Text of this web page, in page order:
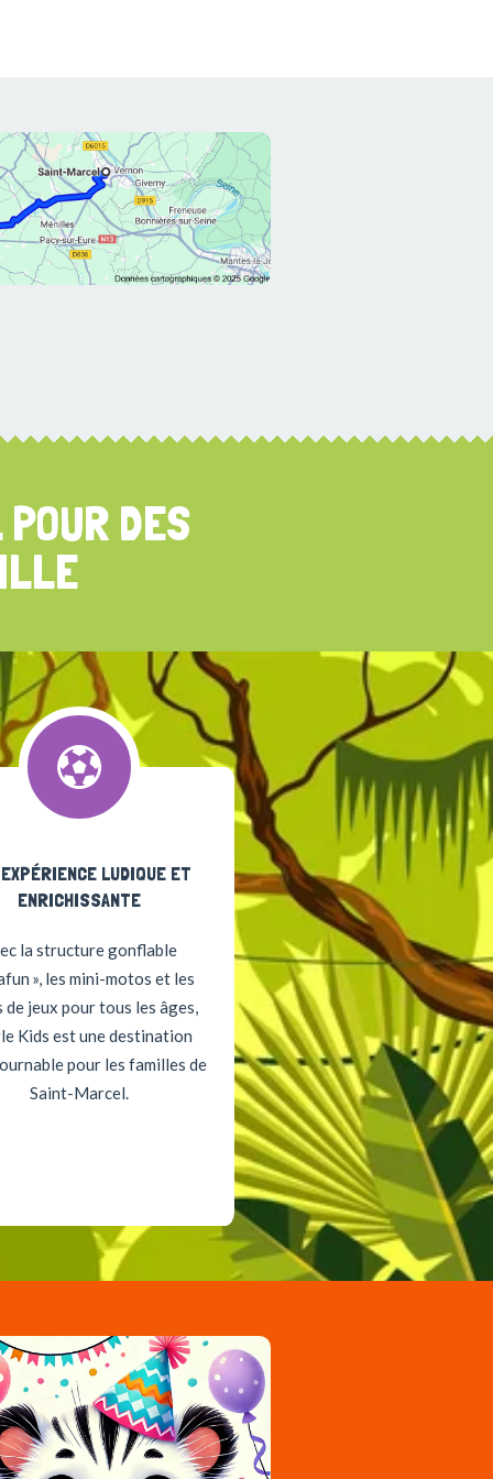
DES
LUDIQUE ET
ENRICHISSANTE
la structure gonflable
», les mini-motos et les
de jeux pour tous les âges,
Kids est une destination
pour les familles de
Saint-Marcel.